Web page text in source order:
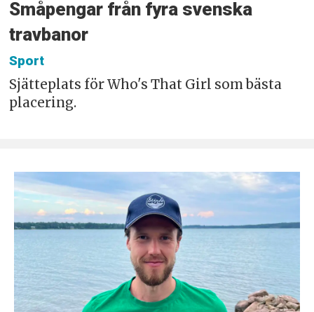
Småpengar från fyra svenska
travbanor
Sport
Sjätteplats för Who's That Girl som bästa
placering.